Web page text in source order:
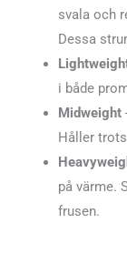
svala och
Dessa
i både
Midweight
Håller
på värme.
frusen.